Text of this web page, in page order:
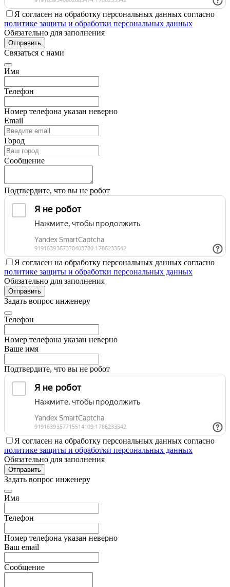
Я согласен на обработку персональных данных согласно
политике защиты и обработки персональных данных
Обязательно для заполнения
Отправить
Связаться с нами
Имя
Телефон
Номер телефона указан неверно
Email
Город
Сообщение
Подтвердите, что вы не робот
Я согласен на обработку персональных данных согласно
политике защиты и обработки персональных данных
Обязательно для заполнения
Отправить
Задать вопрос инженеру
Телефон
Номер телефона указан неверно
Ваше имя
Подтвердите, что вы не робот
Я согласен на обработку персональных данных согласно
политике защиты и обработки персональных данных
Обязательно для заполнения
Отправить
Задать вопрос инженеру
Имя
Телефон
Номер телефона указан неверно
Ваш email
Сообщение